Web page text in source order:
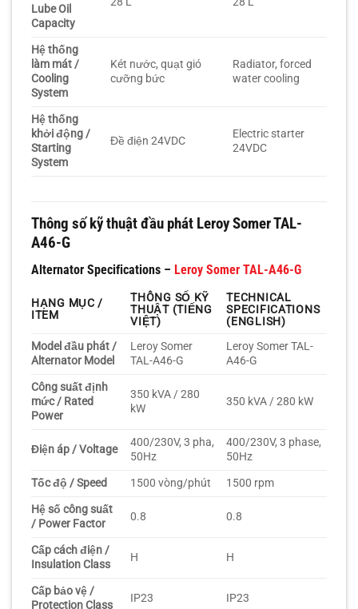
Lube Oil
Capacity
Hệ thống
làm mát /
Cooling
System
Két nước, quạt gió
cưỡng bức
Radiator, forced
water cooling
Hệ thống
khởi động /
Starting
System
Đề điện 24VDC
Electric starter
24VDC
Thông số kỹ thuật đầu phát Leroy Somer TAL-
A46-G
Alternator Specifications – Leroy Somer TAL-A46-G
HẠNG MỤC /
ITEM
THÔNG SỐ KỸ
THUẬT (TIẾNG
VIỆT)
TECHNICAL
SPECIFICATIONS
(ENGLISH)
Model đầu phát /
Alternator Model
Leroy Somer
TAL-A46-G
Leroy Somer TAL-
A46-G
Công suất định
mức / Rated
Power
350 kVA / 280
kW
350 kVA / 280 kW
Điện áp / Voltage
400/230V, 3 pha,
50Hz
400/230V, 3 phase,
50Hz
Tốc độ / Speed
1500 vòng/phút
1500 rpm
Hệ số công suất
/ Power Factor
0.8 0.8
Cấp cách điện /
Insulation Class
H H
Cấp bảo vệ /
Protection Class
IP23 IP23